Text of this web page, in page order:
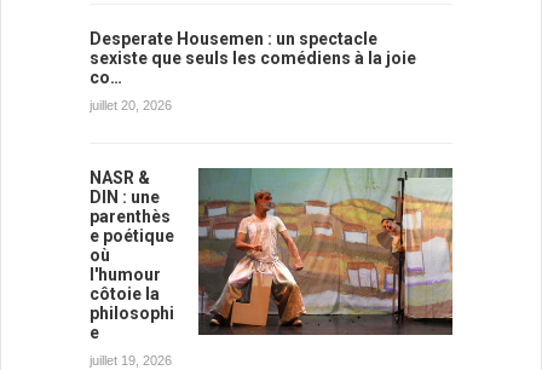
Desperate Housemen : un spectacle
sexiste que seuls les comédiens à la joie
co…
juillet 20, 2026
NASR &
DIN : une
parenthès
e poétique
où
l'humour
côtoie la
philosophi
e
juillet 19, 2026